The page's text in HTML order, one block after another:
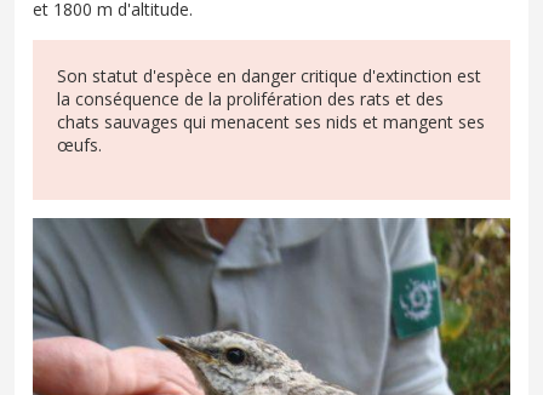
et 1800 m d'altitude.
Son statut d'espèce en danger critique d'extinction est
la conséquence de la prolifération des rats et des
chats sauvages qui menacent ses nids et mangent ses
œufs.